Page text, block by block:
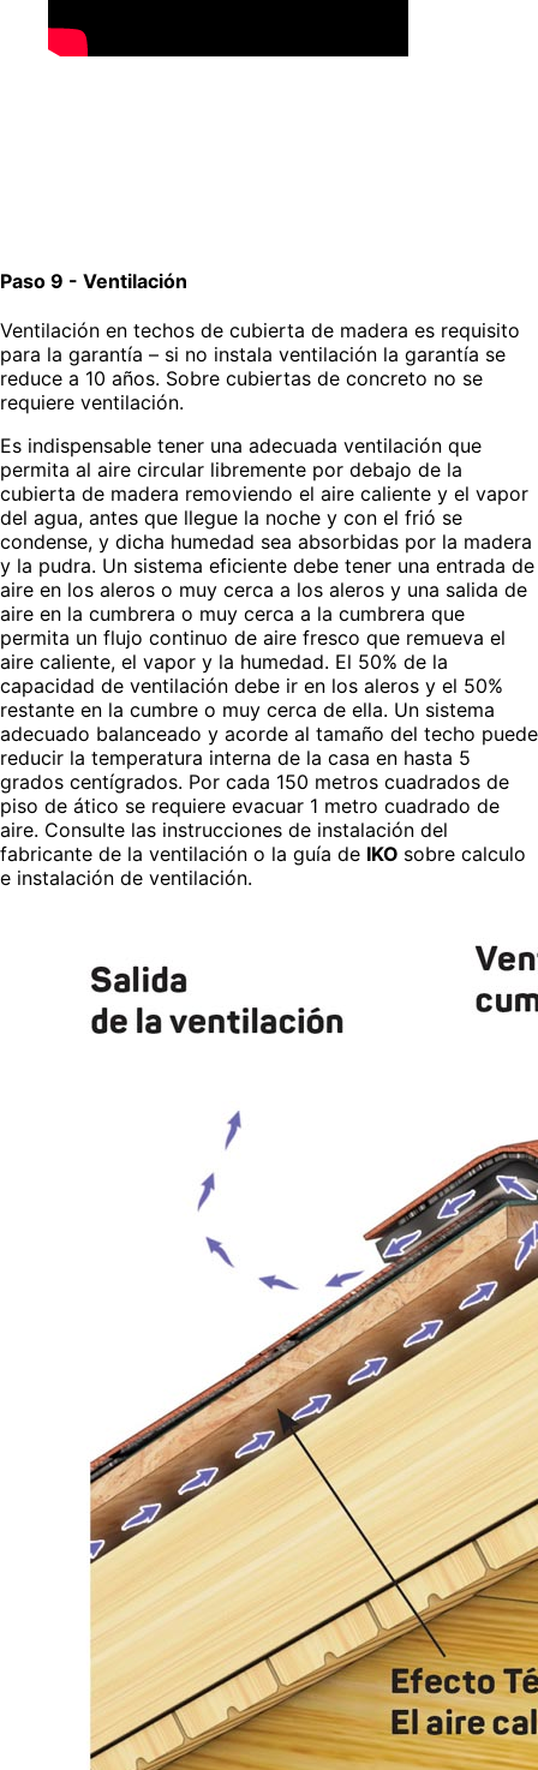
Paso 9 - Ventilación
Ventilación en techos de cubierta de madera es requisito
para la garantía – si no instala ventilación la garantía se
reduce a 10 años. Sobre cubiertas de concreto no se
requiere ventilación.
Es indispensable tener una adecuada ventilación que
permita al aire circular libremente por debajo de la
cubierta de madera removiendo el aire caliente y el vapor
del agua, antes que llegue la noche y con el frió se
condense, y dicha humedad sea absorbidas por la madera
y la pudra. Un sistema eficiente debe tener una entrada de
aire en los aleros o muy cerca a los aleros y una salida de
aire en la cumbrera o muy cerca a la cumbrera que
permita un flujo continuo de aire fresco que remueva el
aire caliente, el vapor y la humedad. El 50% de la
capacidad de ventilación debe ir en los aleros y el 50%
restante en la cumbre o muy cerca de ella. Un sistema
adecuado balanceado y acorde al tamaño del techo puede
reducir la temperatura interna de la casa en hasta 5
grados centígrados. Por cada 150 metros cuadrados de
piso de ático se requiere evacuar 1 metro cuadrado de
aire. Consulte las instrucciones de instalación del
fabricante de la ventilación o la guía de IKO sobre calculo
e instalación de ventilación.